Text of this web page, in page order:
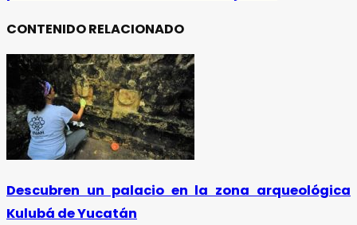
CONTENIDO RELACIONADO
Descubren un palacio en la zona arqueológica
Kulubá de Yucatán